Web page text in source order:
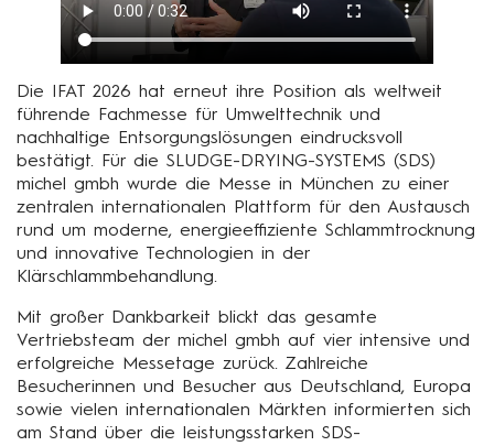
Die IFAT 2026 hat erneut ihre Position als weltweit
führende Fachmesse für Umwelttechnik und
nachhaltige Entsorgungslösungen eindrucksvoll
bestätigt. Für die SLUDGE-DRYING-SYSTEMS (SDS)
michel gmbh wurde die Messe in München zu einer
zentralen internationalen Plattform für den Austausch
rund um moderne, energieeffiziente Schlammtrocknung
und innovative Technologien in der
Klärschlammbehandlung.
Mit großer Dankbarkeit blickt das gesamte
Vertriebsteam der michel gmbh auf vier intensive und
erfolgreiche Messetage zurück. Zahlreiche
Besucherinnen und Besucher aus Deutschland, Europa
sowie vielen internationalen Märkten informierten sich
am Stand über die leistungsstarken SDS-